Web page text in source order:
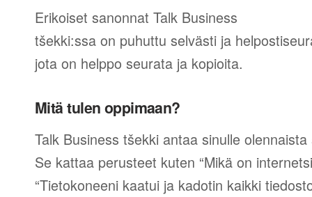
Erikoiset sanonnat Talk Business
tšekki:ssa on puhuttu selvästi ja
jota on helppo seurata ja kopioita.
Mitä tulen oppimaan?
Talk Business tšekki antaa sinulle
Se kattaa perusteet kuten “Mikä on
“Tietokoneeni kaatui ja kadotin kaikki